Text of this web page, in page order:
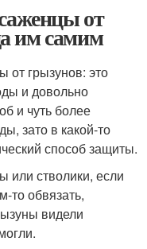
от
им самим
от грызунов: это
и довольно
и чуть более
зато в какой-то
способ защиты.
или стволики, если
то обвязать,
видели